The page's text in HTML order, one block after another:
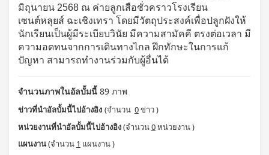
มิถุนายน 2568 ณ ค่ายลูกเสือชั่วคราวโรงเรียน
เซนต์หลุยส์ ฉะเชิงเทรา โดยมีวัตถุประสงค์เพื่อปลูกฝังให้
นักเรียนเป็นผู้มีระเบียบวินัย มีความสามัคคี ตรงต่อเวลา มี
ความอดทนจากการเดินทางไกล ฝึกทักษะในการแก้
ปัญหา สามารถทำงานร่วมกับผู้อื่นได้
จำนวนภาพในอัลบั้มนี้ 89 ภาพ
ข่าวที่นำอัลบั้มนี้ไปอ้างอิง (จำนวน 0ข่าว )
หน่วยงานที่นำอัลบั้มนี้ไปอ้างอิง(จำนวน0หน่วยงาน )
แผนงาน(จำนวน 1 แผนงาน )